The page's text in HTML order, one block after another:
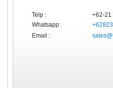
Telp :
+62-21
Whatsapp:
Email :